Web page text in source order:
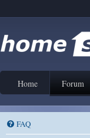
Home Forum
FAQ